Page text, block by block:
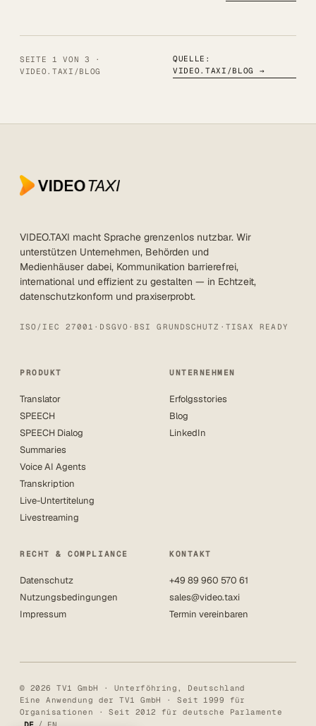
SEITE 1 VON 3 ·
VIDEO.TAXI/BLOG
QUELLE:
VIDEO.TAXI/BLOG
→
VIDEO.TAXI macht Sprache grenzenlos nutzbar. Wir
unterstützen Unternehmen, Behörden und
Medienhäuser dabei, Kommunikation barrierefrei,
international und effizient zu gestalten — in Echtzeit,
datenschutzkonform und praxiserprobt.
ISO/IEC 27001 · DSGVO · BSI GRUNDSCHUTZ · TISAX READY
PRODUKT
Translator
SPEECH
SPEECH Dialog
Summaries
Voice AI Agents
Transkription
Live-Untertitelung
Livestreaming
UNTERNEHMEN
Erfolgsstories
Blog
LinkedIn
RECHT & COMPLIANCE
Datenschutz
Nutzungsbedingungen
Impressum
KONTAKT
+49 89 960 570 61
sales@video.taxi
Termin vereinbaren
© 2026 TV1 GmbH · Unterföhring, Deutschland
Eine Anwendung der TV1 GmbH · Seit 1999 für
Organisationen · Seit 2012 für deutsche Parlamente
/